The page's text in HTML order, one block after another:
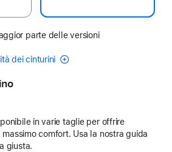
parte delle versioni
dei cinturini
in varie taglie per offrire
comfort. Usa la nostra guida
giusta.